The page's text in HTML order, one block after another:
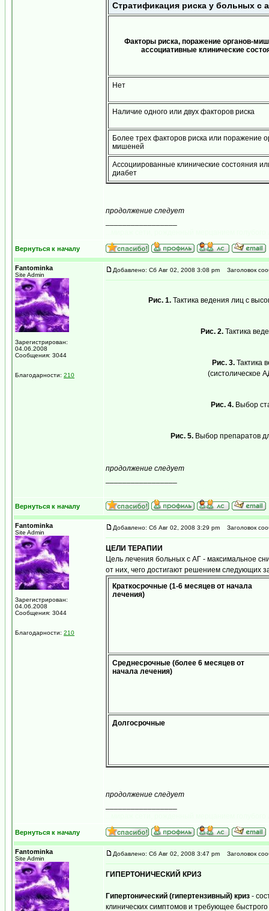
Стратификация риска у больных с
Факторы риска, поражение органов-
ассоциативные клинические
Нет
Наличие одного или двух факторов риска
Более трех факторов риска или поражение
мишеней
Ассоциированные клинические состояния
диабет
продолжение следует
Вернуться к началу
Fantominka
Site Admin
Зарегистрирован:
04.06.2008
Сообщения: 3044
Благодарности: 210
Добавлено: Сб Авг 02, 2008 3:08 pm Заголовок
Рис. 1.Тактика ведения лиц с
Рис. 2. Тактика
Рис. 3. Тактика
(систолическое
Рис. 4.Выбор
Рис. 5.Выбор препаратов
продолжение следует
Вернуться к началу
Fantominka
Site Admin
Зарегистрирован:
04.06.2008
Сообщения: 3044
Благодарности: 210
Добавлено: Сб Авг 02, 2008 3:29 pm Заголовок
ЦЕЛИ ТЕРАПИИ
Цель лечения больных с АГ - максимальное
от них, чего достигают решением следующих
Краткосрочные (1-6 месяцев от начала
лечения)
Среднесрочные (более 6 месяцев от
начала лечения)
Долгосрочные
продолжение следует
Вернуться к началу
Fantominka
Site Admin
Добавлено: Сб Авг 02, 2008 3:47 pm Заголовок
ГИПЕРТОНИЧЕСКИЙ КРИЗ
Гипертонический (гипертензивный) криз -
клинических симптомов и требующее